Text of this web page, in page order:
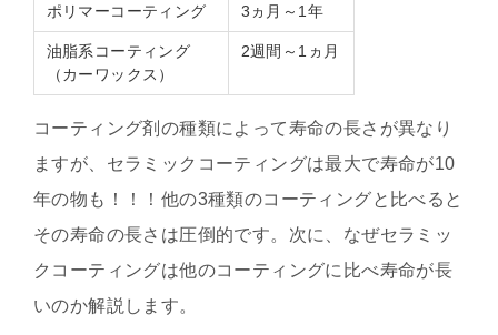
ポリマーコーティング 3ヵ月～1年
油脂系コーティング
（カーワックス）
2週間～1ヵ月
コーティング剤の種類によって寿命の長さが異なり
ますが、セラミックコーティングは最大で寿命が10
年の物も！！！他の3種類のコーティングと比べると
その寿命の長さは圧倒的です。次に、なぜセラミッ
クコーティングは他のコーティングに比べ寿命が長
いのか解説します。